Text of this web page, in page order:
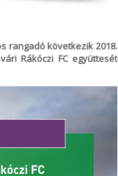
rangadó következik 2018.
Rákóczi FC együttesét